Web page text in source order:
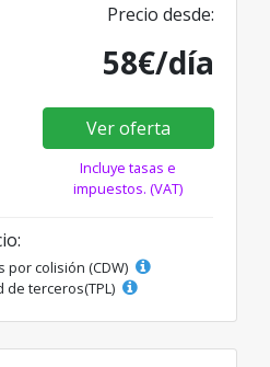
Precio desde:
58€/día
Ver oferta
Incluye tasas e
impuestos. (VAT)
por colisión (CDW)
de terceros(TPL)